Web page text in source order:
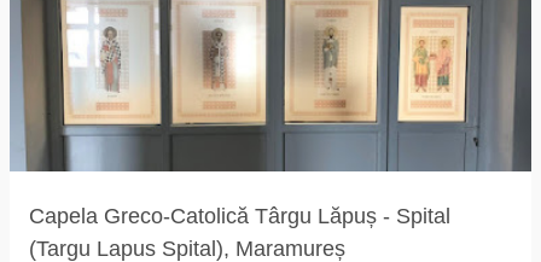
Capela Greco-Catolică Târgu Lăpuș - Spital
(Targu Lapus Spital), Maramureș